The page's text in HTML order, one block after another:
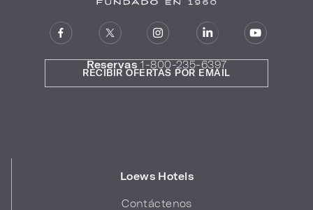
Reservas 1-800-235-6397
Loews Hotels
Contáctenos
RECIBIR OFERTAS POR EMAIL